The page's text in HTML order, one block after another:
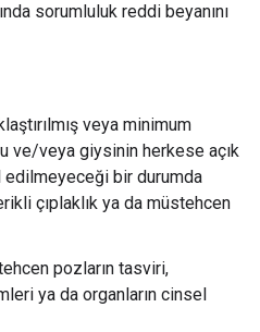
sorumluluk reddi beyanını
veya minimum
ve/veya giysinin herkese açık
edilmeyeceği bir durumda
çıplaklık ya da müstehcen
pozların tasviri,
ya da organların cinsel